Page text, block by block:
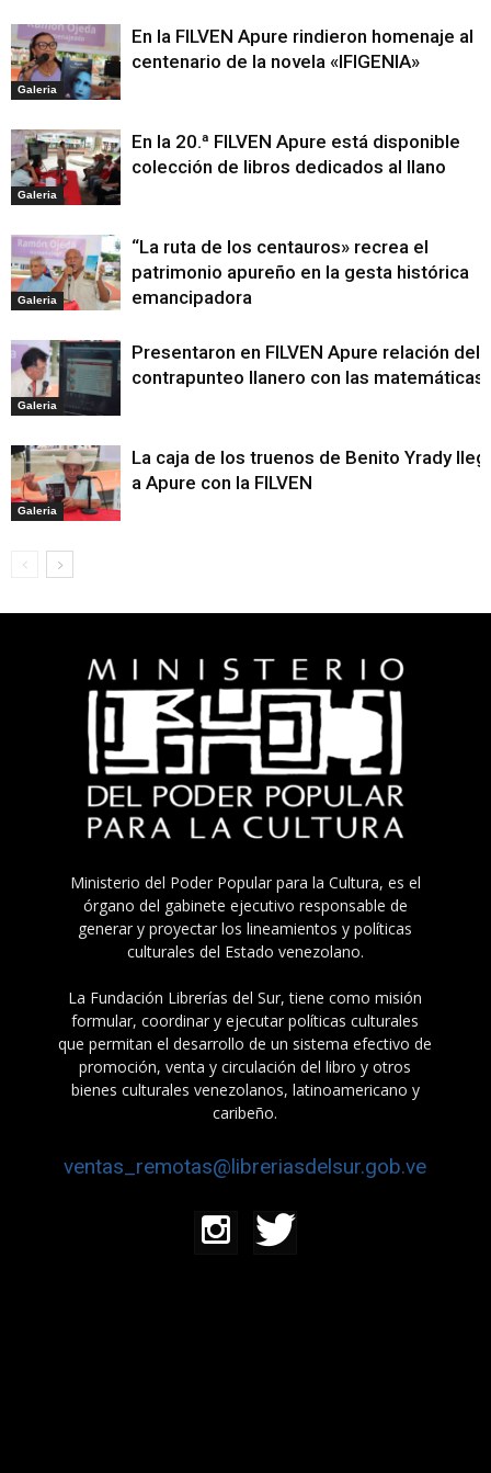
Galeria
En la FILVEN Apure rindieron homenaje al
centenario de la novela «IFIGENIA»
Galeria
En la 20.ª FILVEN Apure está disponible
colección de libros dedicados al llano
Galeria
“La ruta de los centauros» recrea el
patrimonio apureño en la gesta histórica
emancipadora
Galeria
Presentaron en FILVEN Apure relación del
contrapunteo llanero con las matemáticas
Galeria
La caja de los truenos de Benito Yrady
a Apure con la FILVEN
Ministerio del Poder Popular para la Cultura, es el
órgano del gabinete ejecutivo responsable de
generar y proyectar los lineamientos y políticas
culturales del Estado venezolano.
La Fundación Librerías del Sur, tiene como misión
formular, coordinar y ejecutar políticas culturales
que permitan el desarrollo de un sistema efectivo de
promoción, venta y circulación del libro y otros
bienes culturales venezolanos, latinoamericano y
caribeño.
ventas_remotas@libreriasdelsur.gob.ve